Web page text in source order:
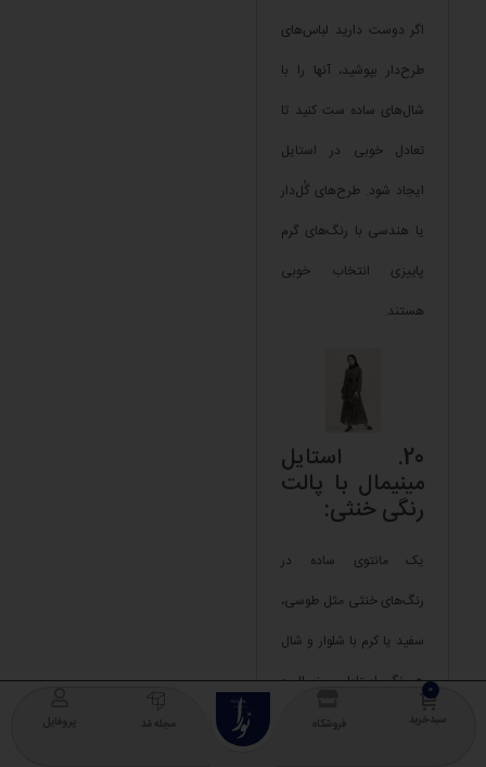
سبدخرید فروشگاه
NOURA
مجله مُد پروفایل
اگر دوست دارید لباس‌های
طرح‌دار بپوشید، آنها را با
شال‌های ساده ست کنید تا
تعادل خوبی در استایل
ایجاد شود. طرح‌های گُل‌دار
یا هندسی با رنگ‌های گرم
پاییزی انتخاب خوبی
هستند.
20. استایل
مینیمال با پالت
رنگی خنثی:
یک مانتوی ساده در
رنگ‌های خنثی مثل طوسی،
سفید یا کرم با شلوار و شال
هم‌رنگ، استایلی مینیمال و
مدرن برای پاییز به وجود